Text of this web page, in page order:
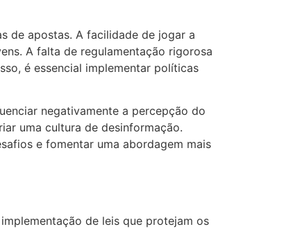
de apostas. A facilidade de jogar a
A falta de regulamentação rigorosa
é essencial implementar políticas
negativamente a percepção do
uma cultura de desinformação.
e fomentar uma abordagem mais
de leis que protejam os